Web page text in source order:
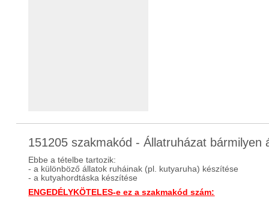
151205 szakmakód - Állatruházat bármilyen
Ebbe a tételbe tartozik:
- a különböző állatok ruháinak (pl. kutyaruha) készítése
- a kutyahordtáska készítése
ENGEDÉLYKÖTELES-e ez a szakmakód szám: